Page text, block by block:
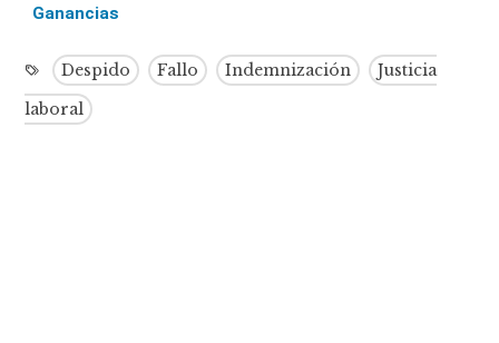
Ganancias
Despido Fallo Indemnización
Justicia
laboral